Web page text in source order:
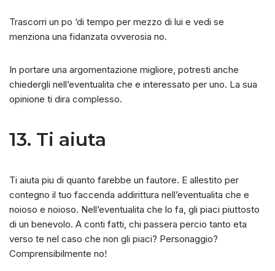
Trascorri un po ‘di tempo per mezzo di lui e vedi se
menziona una fidanzata ovverosia no.
In portare una argomentazione migliore, potresti anche
chiedergli nell’eventualita che e interessato per uno. La sua
opinione ti dira complesso.
13. Ti aiuta
Ti aiuta piu di quanto farebbe un fautore. E allestito per
contegno il tuo faccenda addirittura nell’eventualita che e
noioso e noioso. Nell’eventualita che lo fa, gli piaci piuttosto
di un benevolo. A conti fatti, chi passera percio tanto eta
verso te nel caso che non gli piaci? Personaggio?
Comprensibilmente no!